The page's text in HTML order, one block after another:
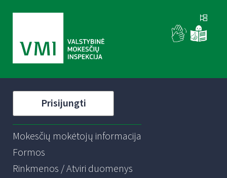
Prisijungti
Mokesčių mokėtojų informacija
Formos
Rinkmenos / Atviri duomenys